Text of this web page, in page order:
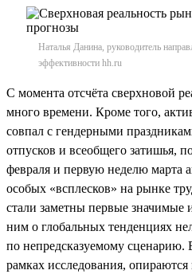
Наталья Данина, руководитель
эффективности hh.ru
С момента отсчёта сверхновой
много времени. Кроме того,
совпал с гендерными
отпусков и всеобщего затишья,
февраля и первую неделю марта
особых «всплесков» на рынке
стали заметны первые значимые
ним о глобальных тенденциях
по непредсказуемому
рамках исследования,